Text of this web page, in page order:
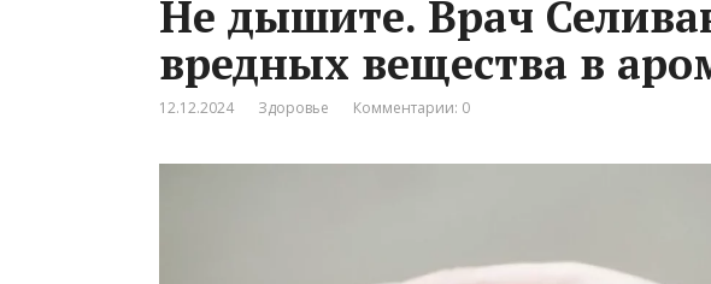
Не дышите. Врач
вредных вещества в
12.12.2024 Здоровье Комментарии: 0